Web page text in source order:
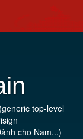
top-level
cho Nam...)